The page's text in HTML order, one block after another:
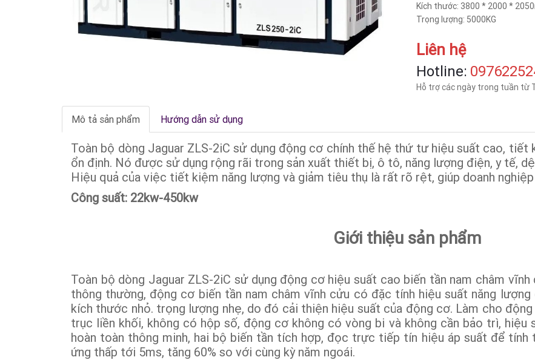
Kích thước: 3800 * 2000 *
Trọng lượng: 5000KG
Liên hệ
Hotline:
Hỗ trợ các ngày trong tuần từ
Mô tả sản phẩm Hướng dẫn sử dụng
Toàn bộ dòng Jaguar ZLS-2iC sử dụng động cơ chính thế hệ thứ tư hiệu suất cao, tiết
ổn định. Nó được sử dụng rộng rãi trong sản xuất thiết bị, ô tô, năng lượng điện, y tế,
Hiệu quả của việc tiết kiệm năng lượng và giảm tiêu thụ là rất rõ rệt, giúp doanh
Công suất: 22kw-450kw
Giới thiệu sản phẩm
Toàn bộ dòng Jaguar ZLS-2iC sử dụng động cơ hiệu suất cao biến tần nam châm
thông thường, động cơ biến tần nam châm vĩnh cửu có đặc tính hiệu suất năng
kích thước nhỏ. trọng lượng nhẹ, do đó cải thiện hiệu suất của động cơ. Làm cho
trục liền khối, không có hộp số, động cơ không có vòng bi và không cần bảo trì, hiệu
hoàn toàn thông minh, hai bộ biến tần tích hợp, đọc trực tiếp tín hiệu áp suất để tính
ứng thấp tới 5ms, tăng 60% so với cùng kỳ năm ngoái.